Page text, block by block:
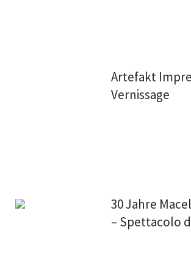
Artefakt
Vernissage
30 Jahre
– Spettacolo